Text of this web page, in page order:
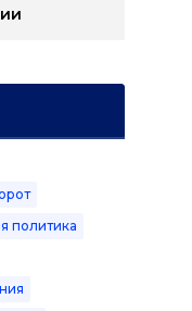
политика